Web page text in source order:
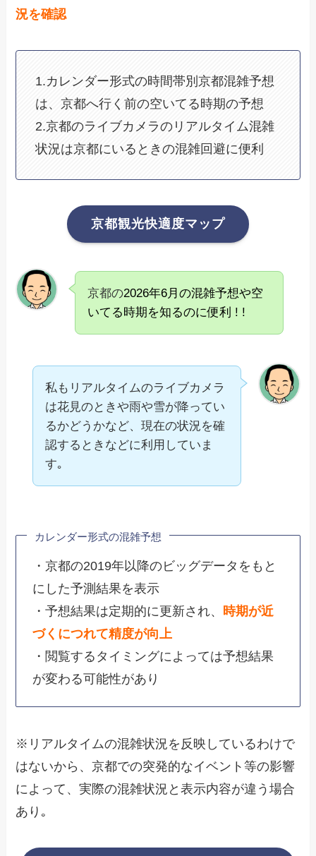
況を確認
1.カレンダー形式の時間帯別京都混雑予想
は、京都へ行く前の空いてる時期の予想
2.京都のライブカメラのリアルタイム混雑
状況は京都にいるときの混雑回避に便利
京都観光快適度マップ
京都の2026年6月の混雑予想や空
いてる時期を知るのに便利 ! !
私もリアルタイムのライブカメラ
は花見のときや雨や雪が降ってい
るかどうかなど、現在の状況を確
認するときなどに利用していま
す｡
カレンダー形式の混雑予想
・京都の2019年以降のビッグデータをもと
にした予測結果を表示
・予想結果は定期的に更新され、 時期が近
づくにつれて精度が向上
・閲覧するタイミングによっては予想結果
が変わる可能性があり
※リアルタイムの混雑状況を反映しているわけで
はないから、京都での突発的なイベント等の影響
によって、実際の混雑状況と表示内容が違う場合
あり｡